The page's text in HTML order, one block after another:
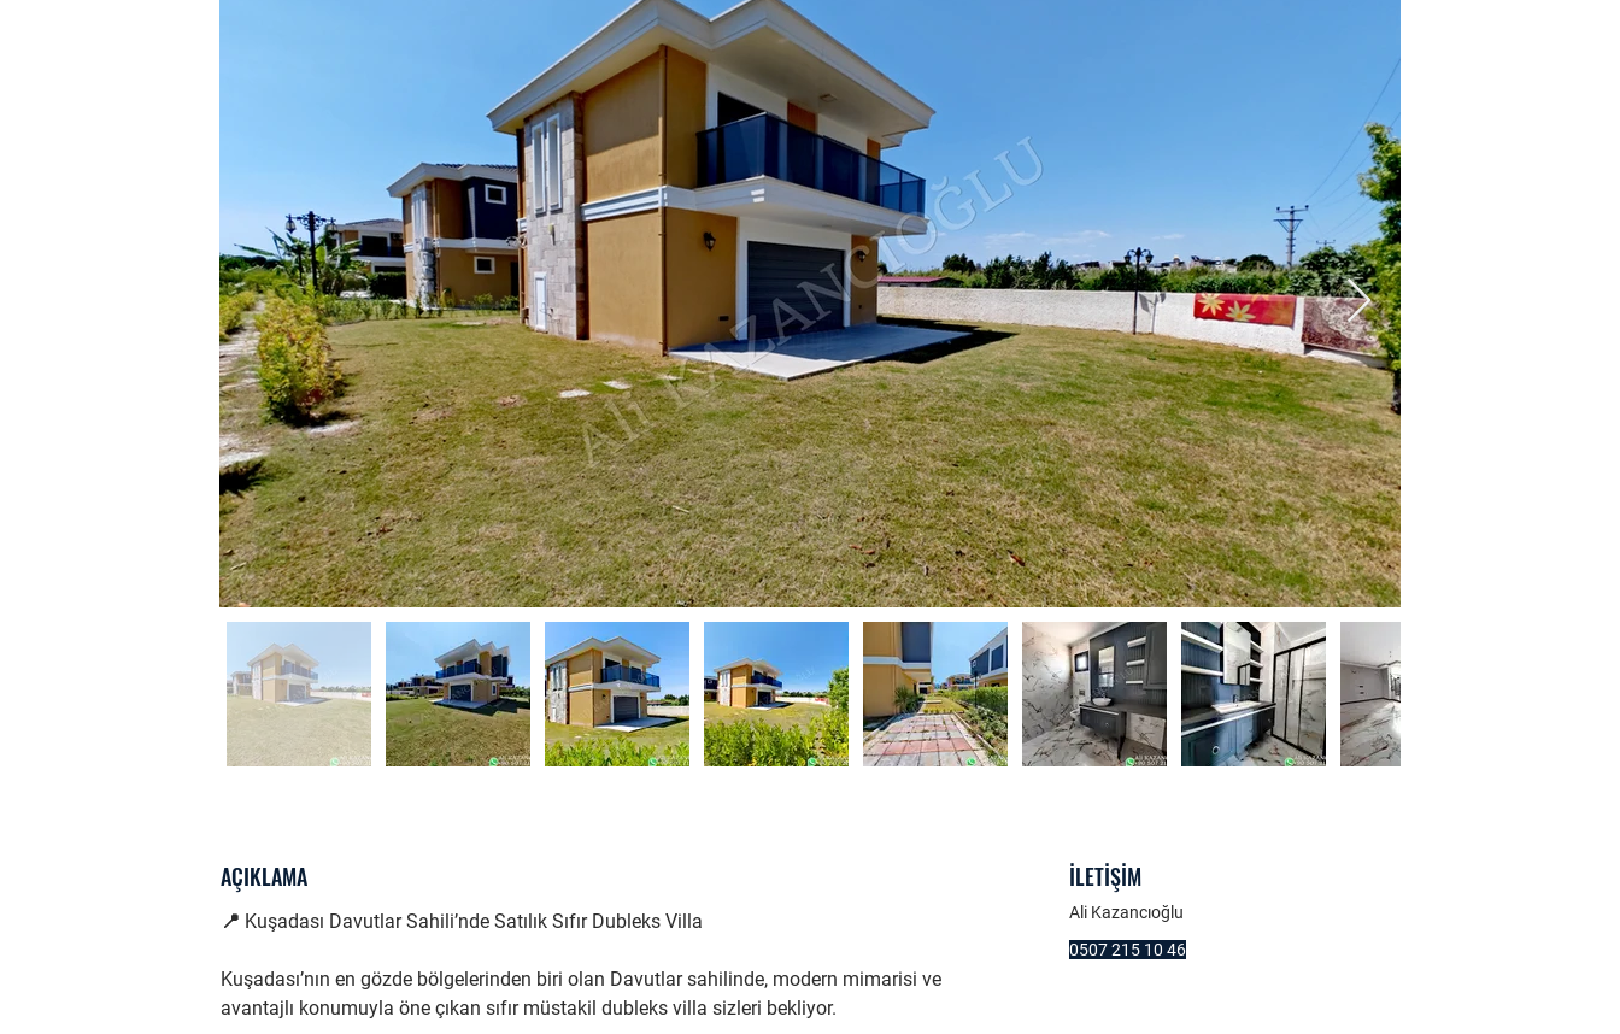
AÇIKLAMA
📍 Kuşadası Davutlar Sahili’nde Satılık Sıfır Dubleks Villa
Kuşadası’nın en gözde bölgelerinden biri olan Davutlar sahilinde, modern mimarisi ve
avantajlı konumuyla öne çıkan sıfır müstakil dubleks villa sizleri bekliyor.
İLETİŞİM
Ali Kazancıoğlu
0507 215 10 46